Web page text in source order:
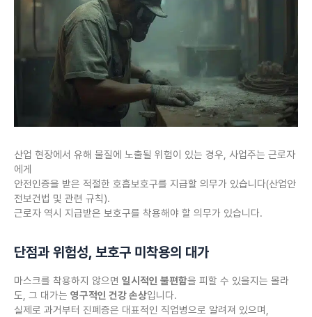
산업 현장에서 유해 물질에 노출될 위험이 있는 경우, 사업주는 근로자
에게
안전인증을 받은 적절한 호흡보호구를 지급할 의무가 있습니다(산업안
전보건법 및 관련 규칙).
근로자 역시 지급받은 보호구를 착용해야 할 의무가 있습니다.
단점과 위험성, 보호구 미착용의 대가
마스크를 착용하지 않으면 일시적인 불편함을 피할 수 있을지는 몰라
도, 그 대가는 영구적인 건강 손상입니다.
실제로 과거부터 진폐증은 대표적인 직업병으로 알려져 있으며,